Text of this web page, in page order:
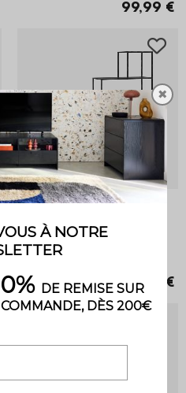
99,99 €
Industrielle
Etagère bibliothèque escalier
industriel métal 4 niveaux
119,99 €
✖